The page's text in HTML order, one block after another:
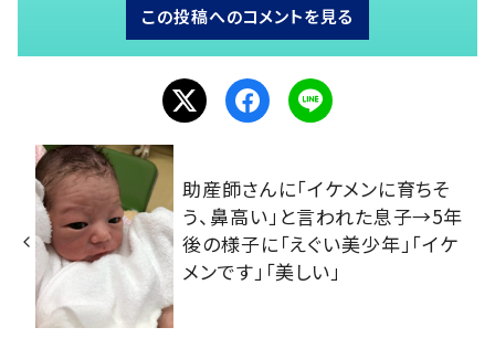
この投稿へのコメントを見る
助産師さんに「イケメンに育ちそ
う、鼻高い」と言われた息子→5年
後の様子に「えぐい美少年」「イケ
メンです」「美しい」